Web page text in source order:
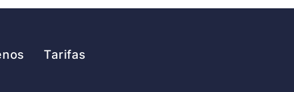
Tarifas